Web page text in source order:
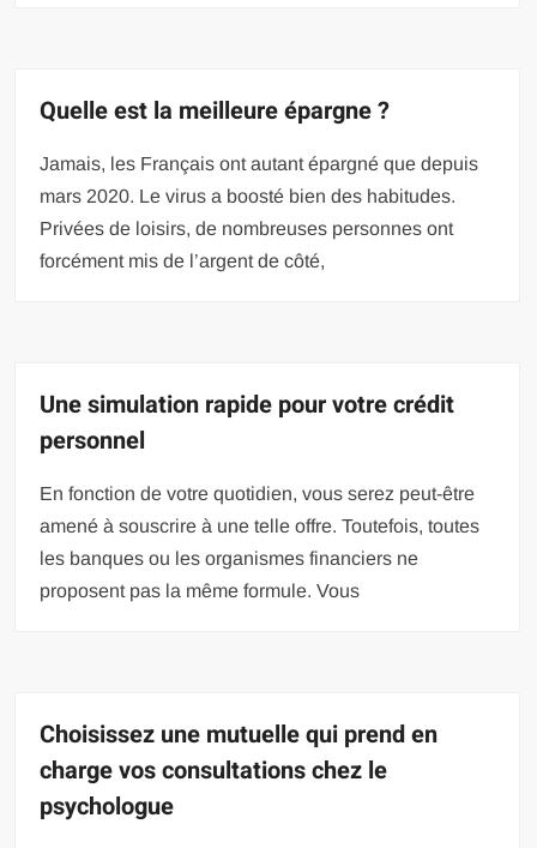
Quelle est la meilleure épargne ?
Jamais, les Français ont autant épargné que depuis
mars 2020. Le virus a boosté bien des habitudes.
Privées de loisirs, de nombreuses personnes ont
forcément mis de l’argent de côté,
Une simulation rapide pour votre crédit
personnel
En fonction de votre quotidien, vous serez peut-être
amené à souscrire à une telle offre. Toutefois, toutes
les banques ou les organismes financiers ne
proposent pas la même formule. Vous
Choisissez une mutuelle qui prend en
charge vos consultations chez le
psychologue